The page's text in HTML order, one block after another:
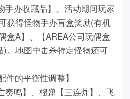
手办收藏品】。活动期间玩家
获得怪物手办盲盒奖励(有机
盒A】、【AREA公司玩偶盒
)。地图中击杀特定怪物还可
件的平衡性调整】
奏鸣】、榴弹【三连炸】、飞